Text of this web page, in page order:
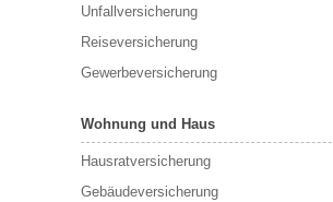
Unfallversicherung
Reiseversicherung
Gewerbeversicherung
Wohnung und Haus
Hausratversicherung
Gebäudeversicherung